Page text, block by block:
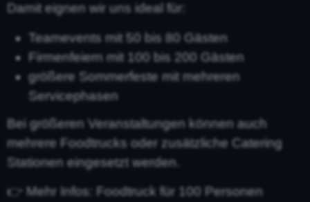
Damit eignen wir uns ideal für:
Teamevents mit 50 bis 80 Gästen
Firmenfeiern mit 100 bis 200 Gästen
größere Sommerfeste mit mehreren
Servicephasen
Bei größeren Veranstaltungen können auch
mehrere Foodtrucks oder zusätzliche Catering
Stationen eingesetzt werden.
👉 Mehr Infos: Foodtruck für 100 Personen